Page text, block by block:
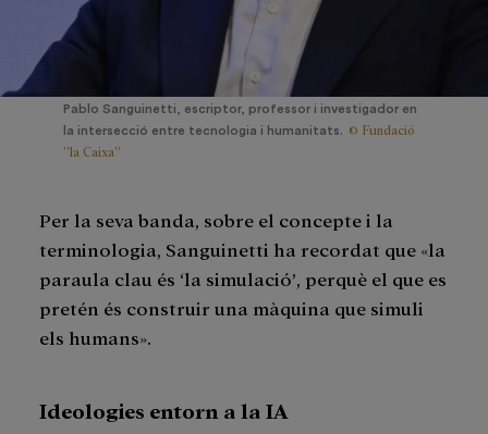
Pablo Sanguinetti, escriptor, professor i investigador en
la intersecció entre tecnologia i humanitats. © Fundació
”la Caixa”
Per la seva banda, sobre el concepte i la
terminologia, Sanguinetti ha recordat que «la
paraula clau és ‘la simulació’, perquè el que es
pretén és construir una màquina que simuli
els humans».
Ideologies entorn a la IA